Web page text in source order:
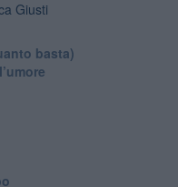
Giusti
basta)